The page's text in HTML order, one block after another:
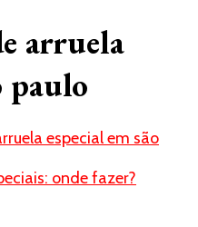
arruela
paulo
especial em são